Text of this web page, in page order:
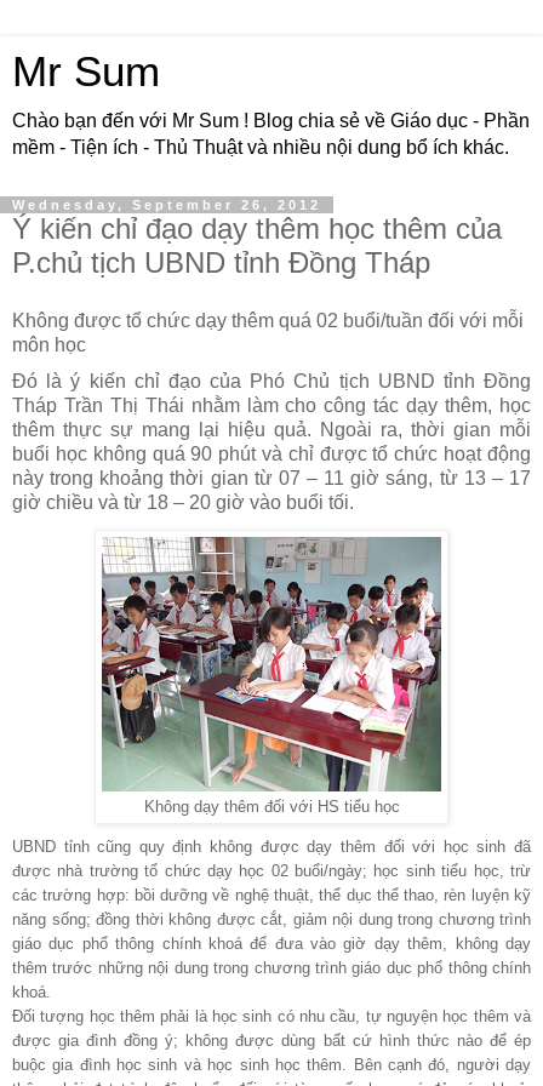
Mr Sum
Chào bạn đến với Mr Sum ! Blog chia sẻ về Giáo dục - Phần
mềm - Tiện ích - Thủ Thuật và nhiều nội dung bổ ích khác.
Wednesday, September 26, 2012
Ý kiến chỉ đạo dạy thêm học thêm của
P.chủ tịch UBND tỉnh Đồng Tháp
Không được tổ chức dạy thêm quá 02 buổi/tuần đối với mỗi
môn học
Đó là ý kiến chỉ đạo của Phó Chủ tịch UBND tỉnh Đồng
Tháp Trần Thị Thái nhằm làm cho công tác dạy thêm, học
thêm thực sự mang lại hiệu quả. Ngoài ra, thời gian mỗi
buổi học không quá 90 phút và chỉ được tổ chức hoạt động
này trong khoảng thời gian từ 07 – 11 giờ sáng, từ 13 – 17
giờ chiều và từ 18 – 20 giờ vào buổi tối.
Không dạy thêm đối với HS tiểu học
UBND tỉnh cũng quy định không được dạy thêm đối với học sinh đã
được nhà trường tổ chức dạy học 02 buổi/ngày; học sinh tiểu học, trừ
các trường hợp: bồi dưỡng về nghệ thuật, thể dục thể thao, rèn luyện kỹ
năng sống; đồng thời không được cắt, giảm nội dung trong chương trình
giáo dục phổ thông chính khoá để đưa vào giờ dạy thêm, không dạy
thêm trước những nội dung trong chương trình giáo dục phổ thông chính
khoá.
Đối tượng học thêm phải là học sinh có nhu cầu, tự nguyện học thêm và
được gia đình đồng ý; không được dùng bất cứ hình thức nào để ép
buộc gia đình học sinh và học sinh học thêm. Bên cạnh đó, người dạy